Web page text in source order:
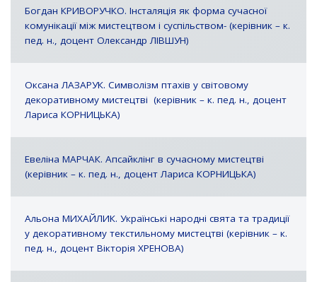
Богдан КРИВОРУЧКО. Інсталяція як форма сучасної
комунікації між мистецтвом і суспільством- (керівник – к.
пед. н., доцент Олександр ЛІВШУН)
Оксана ЛАЗАРУК. Символізм птахів у світовому
декоративному мистецтві (керівник – к. пед. н., доцент
Лариса КОРНИЦЬКА)
Евеліна МАРЧАК. Апсайклінг в сучасному мистецтві
(керівник – к. пед. н., доцент Лариса КОРНИЦЬКА)
Альона МИХАЙЛИК. Українські народні свята та традиції
у декоративному текстильному мистецтві (керівник – к.
пед. н., доцент Вікторія ХРЕНОВА)